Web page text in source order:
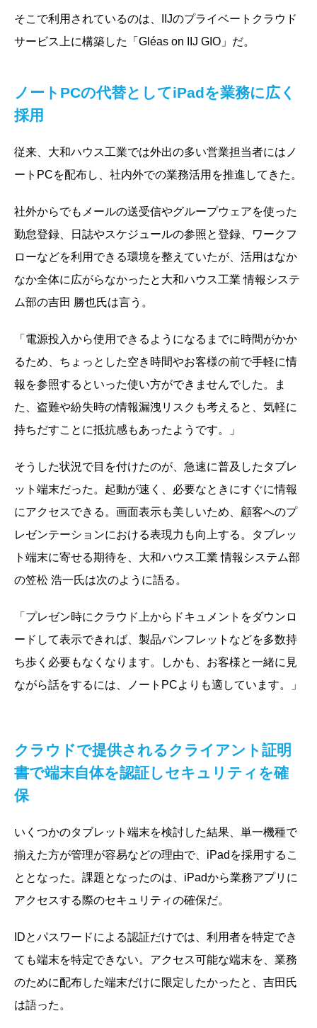
そこで利用されているのは、IIJのプライベートクラウド
サービス上に構築した「Gléas on IIJ GIO」だ。
ノートPCの代替としてiPadを業務に広く
採用
従来、大和ハウス工業では外出の多い営業担当者にはノ
ートPCを配布し、社内外での業務活用を推進してきた。
社外からでもメールの送受信やグループウェアを使った
勤怠登録、日誌やスケジュールの参照と登録、ワークフ
ローなどを利用できる環境を整えていたが、活用はなか
なか全体に広がらなかったと大和ハウス工業 情報システ
ム部の吉田 勝也氏は言う。
「電源投入から使用できるようになるまでに時間がかか
るため、ちょっとした空き時間やお客様の前で手軽に情
報を参照するといった使い方ができませんでした。ま
た、盗難や紛失時の情報漏洩リスクも考えると、気軽に
持ちだすことに抵抗感もあったようです。」
そうした状況で目を付けたのが、急速に普及したタブレ
ット端末だった。起動が速く、必要なときにすぐに情報
にアクセスできる。画面表示も美しいため、顧客へのプ
レゼンテーションにおける表現力も向上する。タブレッ
ト端末に寄せる期待を、大和ハウス工業 情報システム部
の笠松 浩一氏は次のように語る。
「プレゼン時にクラウド上からドキュメントをダウンロ
ードして表示できれば、製品パンフレットなどを多数持
ち歩く必要もなくなります。しかも、お客様と一緒に見
ながら話をするには、ノートPCよりも適しています。」
クラウドで提供されるクライアント証明
書で端末自体を認証しセキュリティを確
保
いくつかのタブレット端末を検討した結果、単一機種で
揃えた方が管理が容易などの理由で、iPadを採用するこ
ととなった。課題となったのは、iPadから業務アプリに
アクセスする際のセキュリティの確保だ。
IDとパスワードによる認証だけでは、利用者を特定でき
ても端末を特定できない。アクセス可能な端末を、業務
のために配布した端末だけに限定したかったと、吉田氏
は語った。